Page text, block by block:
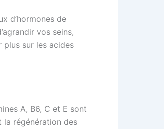
d’hormones de
vos seins,
plus sur les acides
A, B6, C et E sont
la régénération des